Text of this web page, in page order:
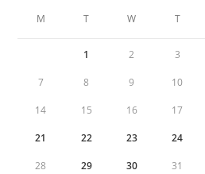
M T W T
1 2 3
7 8 9 10
14 15 16 17
21 22 23 24
28 29 30 31